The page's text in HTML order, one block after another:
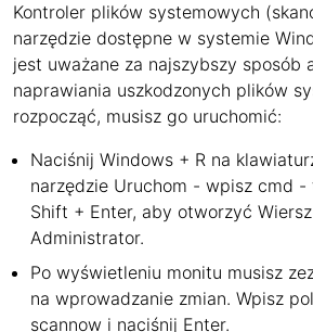
Kontroler plików systemowych
narzędzie dostępne w systemie
jest uważane za najszybszy sposób
naprawiania uszkodzonych plików
rozpocząć, musisz go uruchomić:
Naciśnij Windows + R na
narzędzie Uruchom - wpisz cmd
Shift + Enter, aby otworzyć
Administrator.
Po wyświetleniu monitu musisz
na wprowadzanie zmian. Wpisz
scannow i naciśnij Enter.